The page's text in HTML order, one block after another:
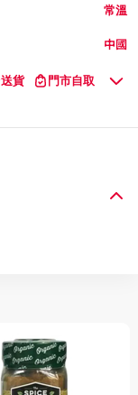
常溫
中國
送貨 門市自取